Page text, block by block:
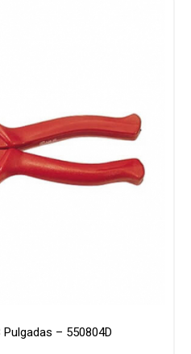
– 550804D